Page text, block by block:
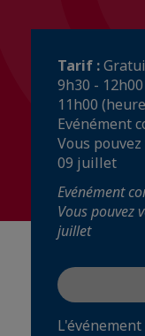
Tarif :
9h30 -
11h00
Evénément
Vous
09 juillet
Evénément
Vous pouvez
juillet